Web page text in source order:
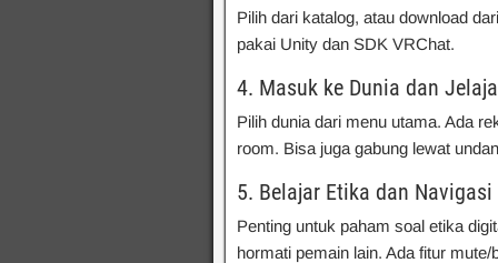
Pilih dari katalog, atau download
pakai Unity dan SDK VRChat.
4. Masuk ke Dunia dan
Pilih dunia dari menu utama. Ada
room. Bisa juga gabung lewat
5. Belajar Etika dan Navigasi
Penting untuk paham soal etika
hormati pemain lain. Ada fitur